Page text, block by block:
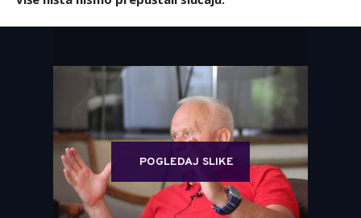
POGLEDAJ SLIKE